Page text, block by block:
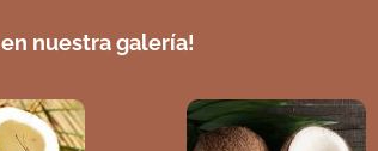
en nuestra galería!